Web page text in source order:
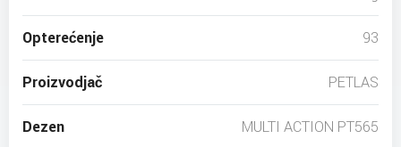
Opterećenje 93
Proizvodjač PETLAS
Dezen MULTI ACTION PT565